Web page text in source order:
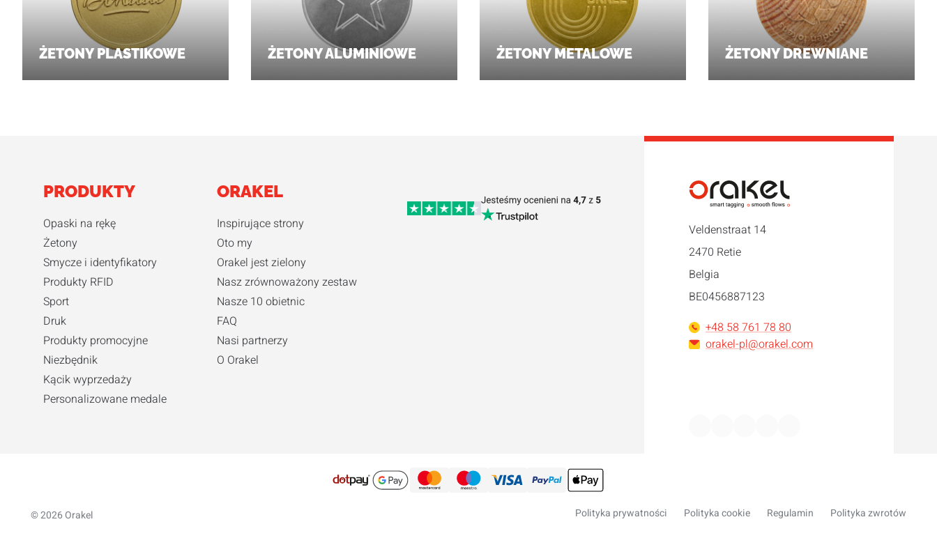
ŻETONY PLASTIKOWE ŻETONY ALUMINIOWE ŻETONY METALOWE ŻETONY DREWNIANE
PRODUKTY
Opaski na rękę
Żetony
Smycze i identyfikatory
Produkty RFID
Sport
Druk
Produkty promocyjne
Niezbędnik
Kącik wyprzedaży
Personalizowane medale
ORAKEL
Inspirujące strony
Oto my
Orakel jest zielony
Nasz zrównoważony zestaw
Nasze 10 obietnic
FAQ
Nasi partnerzy
O Orakel
Veldenstraat 14
2470 Retie
Belgia
BE0456887123
+48 58 761 78 80
orakel-pl@orakel.com
© 2026 Orakel Polityka prywatności Polityka cookie Regulamin Polityka zwrotów